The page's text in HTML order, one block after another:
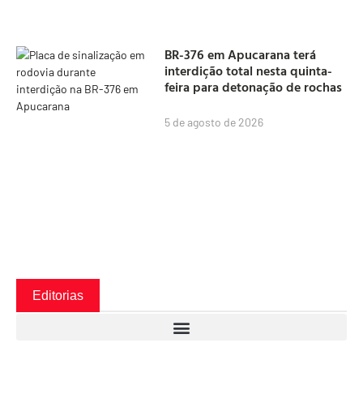
BR-376 em Apucarana terá
interdição total nesta quinta-
feira para detonação de rochas
5 de agosto de 2026
Editorias